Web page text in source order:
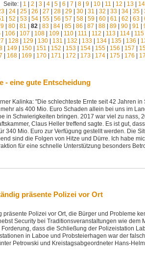
Seite: | 1 2 3| 4| 5| 6 7 8| 9| 10| 11 12 13| 14
| 24| 25| 26 27 28| 29| 30| 31 32 33| 34| 35|
52 53| 54| 55| 56 57 58| 59| 60| 61 62 63|
80 81 82 83 84 85 86 87 88 89 90 91
106 107 108 109 110 111 112 113 114 115
128| 129| 130| 131 132 133| 134| 135| 136
| 149| 150| 151 152 153| 154| 155| 156 157
168| 169| 170| 171 172 173| 174| 175| 176
- eine gute Entscheidung
Kalinka: "Die schlechteste Ernte seit 42 Jahren
als 400 Mio. Euro Schaden allein bei uns im
in Schwierigkeiten bringen. 2017 war viel zu nass,
Claus Heller treffend sagte. Es ist gut,
340 Mio. Euro zur Verfügung gestellt werden. Die
sind die Folgen von Hitze und Dürre. Ich habe
für eine schnelle Unterstützung besonders
präsente Polizei vor Ort
präsente Polizei vor Ort, die Bürger und Probleme
Security bei Traditionsveranstaltungen wie dem
dass die Schließung der Polizeistation
in Laboe und Probsteierhagen war der
Petrowski und Kreistagsabgeordneter Hans-